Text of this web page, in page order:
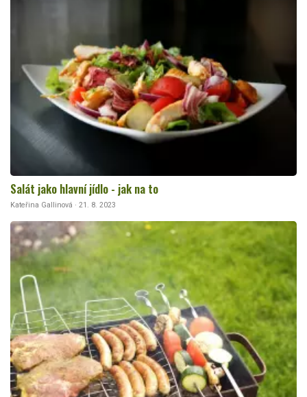
Salát jako hlavní jídlo - jak na to
Kateřina Gallinová · 21. 8. 2023